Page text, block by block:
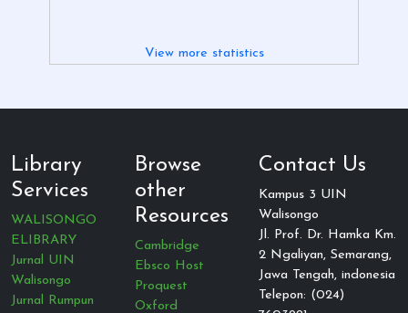
View more statistics
Library
Services
WALISONGO
ELIBRARY
Jurnal UIN
Walisongo
Jurnal Rumpun
Browse
other
Resources
Cambridge
Ebsco Host
Proquest
Oxford
Contact Us
Kampus 3 UIN
Walisongo
Jl. Prof. Dr. Hamka Km.
2 Ngaliyan, Semarang,
Jawa Tengah, indonesia
Telepon: (024)